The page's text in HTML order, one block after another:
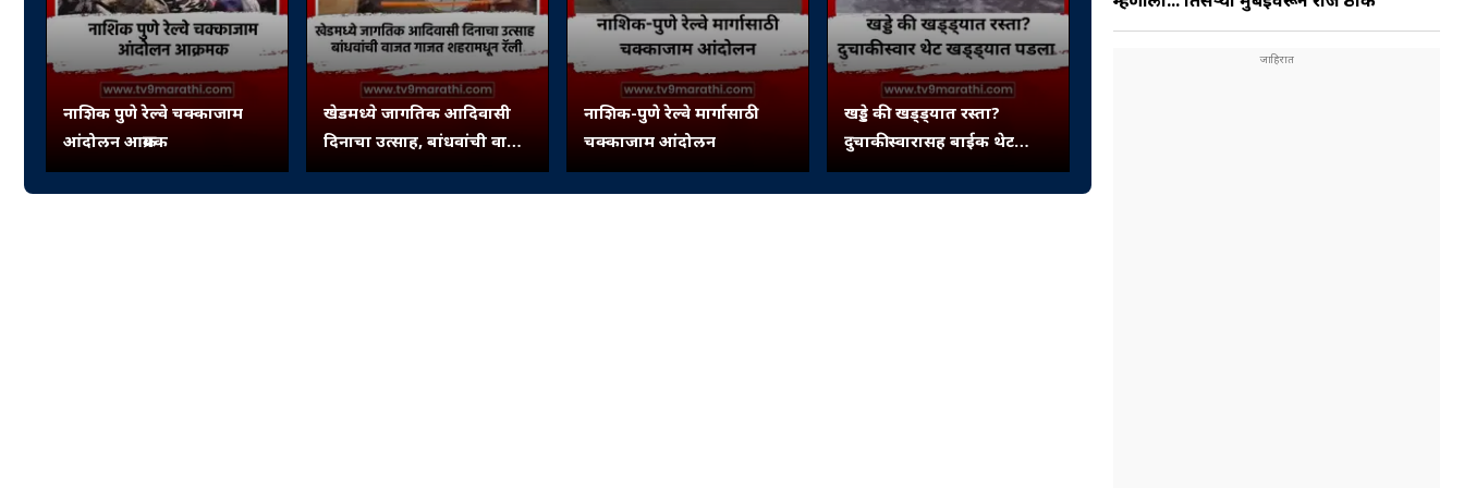
नाशिक पुणे रेल्वे चक्काजाम
आंदोलन आक्रमक
खेडमध्ये जागतिक आदिवासी
दिनाचा उत्साह, बांधवांची वाजत
गाजत शहरामधून रॅली
नाशिक-पुणे रेल्वे मार्गासाठी
चक्काजाम आंदोलन
खड्डे की खड्ड्यात रस्ता?
दुचाकीस्वारासह बाईक थेट
खड्ड्यात